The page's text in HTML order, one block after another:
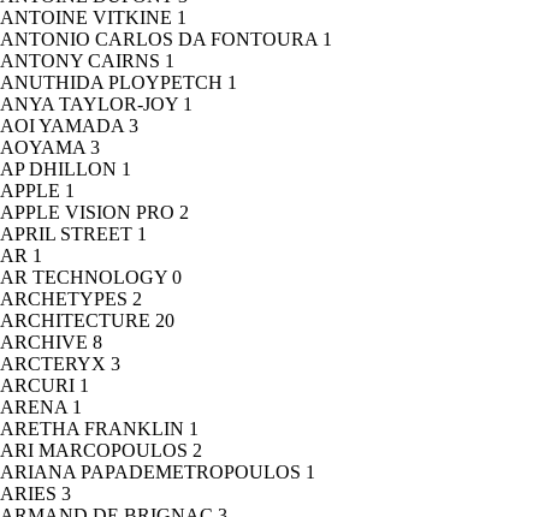
ANTOINE VITKINE 1
ANTONIO CARLOS DA FONTOURA 1
ANTONY CAIRNS 1
ANUTHIDA PLOYPETCH 1
ANYA TAYLOR-JOY 1
AOI YAMADA 3
AOYAMA 3
AP DHILLON 1
APPLE 1
APPLE VISION PRO 2
APRIL STREET 1
AR 1
AR TECHNOLOGY 0
ARCHETYPES 2
ARCHITECTURE 20
ARCHIVE 8
ARCTERYX 3
ARCURI 1
ARENA 1
ARETHA FRANKLIN 1
ARI MARCOPOULOS 2
ARIANA PAPADEMETROPOULOS 1
ARIES 3